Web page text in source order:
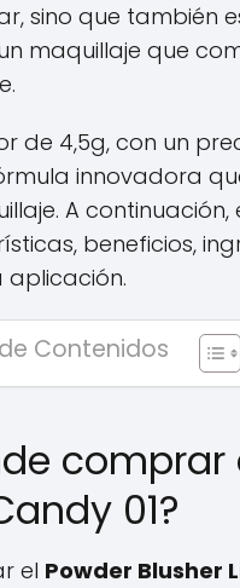
sino que también
maquillaje que
de 4,5g, con un
innovadora
A continuación,
beneficios,
Contenidos
comprar
01?
el Powder Blusher